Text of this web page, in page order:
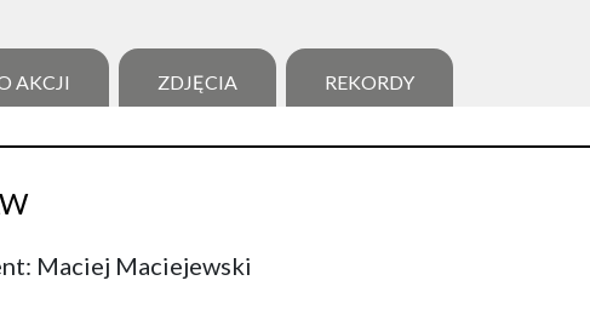
AKCJI ZDJĘCIA REKORDY
Maciej Maciejewski